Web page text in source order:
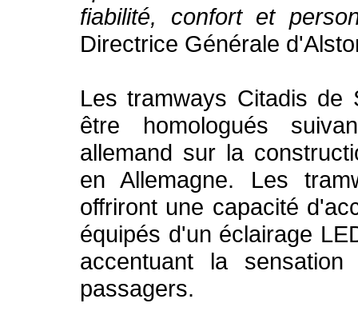
fiabilité, confort et
Directrice Générale
Les tramways Citadis de
être homologués
allemand sur la
en Allemagne. Les
offriront une capacité
équipés d'un éclairage
accentuant la
passagers.